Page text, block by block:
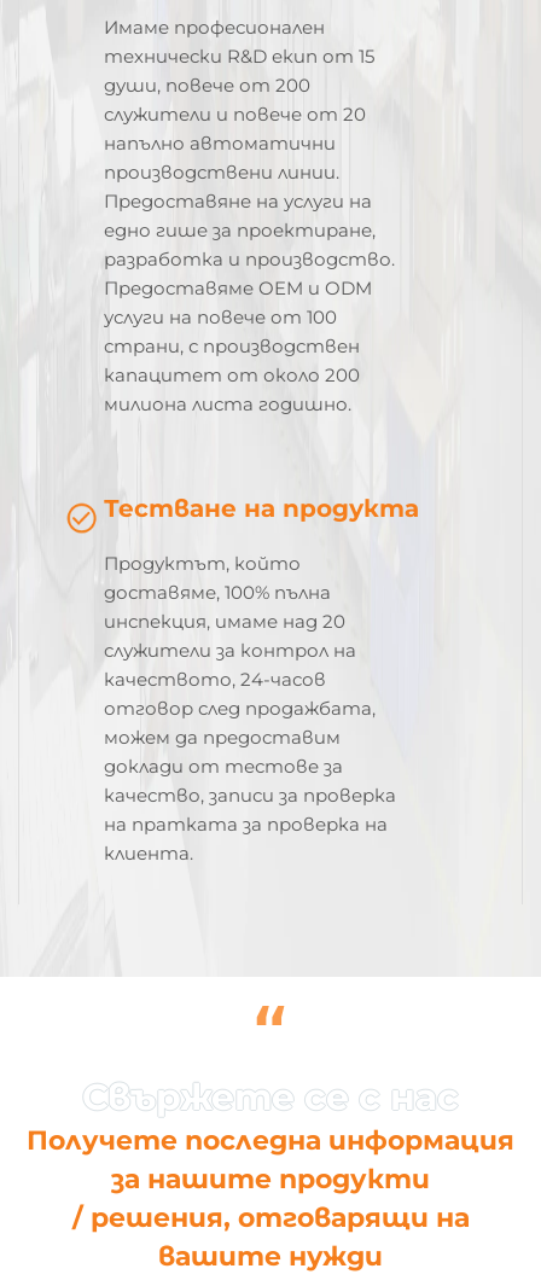
Имаме професионален
технически R&D екип от 15
души, повече от 200
служители и повече от 20
напълно автоматични
производствени линии.
Предоставяне на услуги на
едно гише за проектиране,
разработка и производство.
Предоставяме OEM и ODM
услуги на повече от 100
страни, с производствен
капацитет от около 200
милиона листа годишно.
Тестване на продукта
Продуктът, който
доставяме, 100% пълна
инспекция, имаме над 20
служители за контрол на
качеството, 24-часов
отговор след продажбата,
можем да предоставим
доклади от тестове за
качество, записи за проверка
на пратката за проверка на
клиента.
“
Получете последна информация
за нашите продукти
/ решения, отговарящи на
вашите нужди